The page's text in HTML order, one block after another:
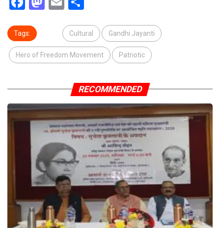
Tags: Cultural Gandhi Jayanti
Hero of Freedom Movement Patriotic
RECOMMENDED